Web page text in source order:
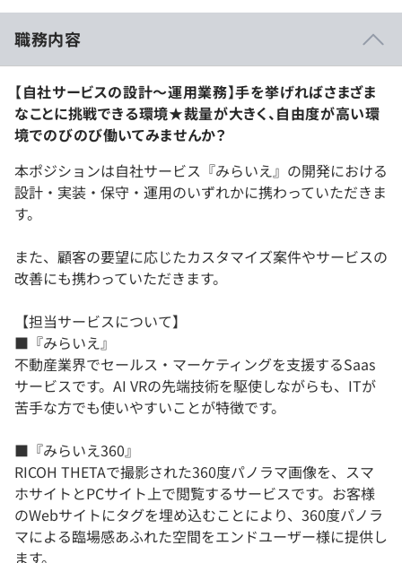
職務内容
【自社サービスの設計〜運用業務】手を挙げればさまざま
なことに挑戦できる環境★裁量が大きく、自由度が高い環
境でのびのび働いてみませんか？
本ポジションは自社サービス『みらいえ』の開発における
設計・実装・保守・運用のいずれかに携わっていただきま
す。
また、顧客の要望に応じたカスタマイズ案件やサービスの
改善にも携わっていただきます。
【担当サービスについて】
■『みらいえ』
不動産業界でセールス・マーケティングを支援するSaas
サービスです。AI VRの先端技術を駆使しながらも、ITが
苦手な方でも使いやすいことが特徴です。
■『みらいえ360』
RICOH THETAで撮影された360度パノラマ画像を、スマ
ホサイトとPCサイト上で閲覧するサービスです。お客様
のWebサイトにタグを埋め込むことにより、360度パノラ
マによる臨場感あふれた空間をエンドユーザー様に提供し
ます。